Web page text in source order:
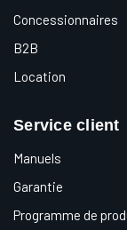
Concessionnaires
B2B
Location
Service client
Manuels
Garantie
Programme de